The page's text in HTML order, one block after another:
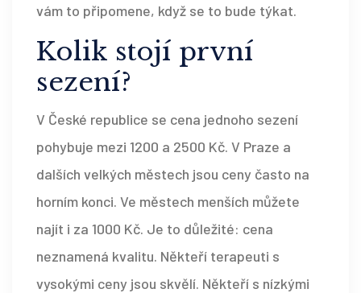
vám to připomene, když se to bude týkat.
Kolik stojí první
sezení?
V České republice se cena jednoho sezení
pohybuje mezi 1200 a 2500 Kč. V Praze a
dalších velkých městech jsou ceny často na
horním konci. Ve městech menších můžete
najít i za 1000 Kč. Je to důležité: cena
neznamená kvalitu. Někteří terapeuti s
vysokými ceny jsou skvělí. Někteří s nízkými